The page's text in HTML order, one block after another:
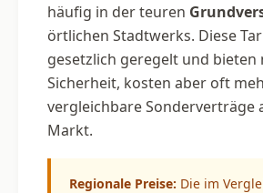
häufig in der teuren
örtlichen Stadtwerks. Diese
gesetzlich geregelt und bieten
Sicherheit, kosten aber oft
vergleichbare Sonderverträge
Markt.
Regionale Preise: Die im